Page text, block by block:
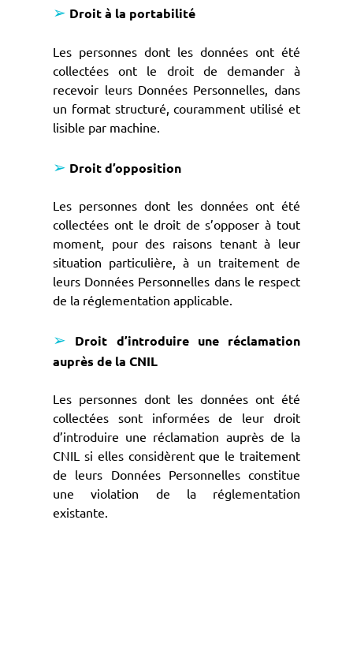
➢ Droit à la portabilité
Les personnes dont les données ont été
collectées ont le droit de demander à
recevoir leurs Données Personnelles, dans
un format structuré, couramment utilisé et
lisible par machine.
➢ Droit d’opposition
Les personnes dont les données ont été
collectées ont le droit de s’opposer à tout
moment, pour des raisons tenant à leur
situation particulière, à un traitement de
leurs Données Personnelles dans le respect
de la réglementation applicable.
➢
Droit d’introduire une réclamation
auprès de la CNIL
Les personnes dont les données ont été
collectées sont informées de leur droit
d’introduire une réclamation auprès de la
CNIL si elles considèrent que le traitement
de leurs Données Personnelles constitue
une violation de la réglementation
existante.